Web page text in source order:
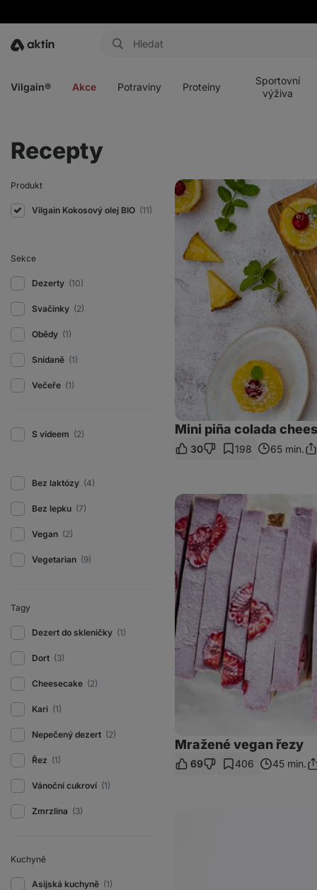
Aktin
Vilgain® Akce Potraviny Proteiny
Sportovní
výživa
Recepty
Produkt
Vilgain Kokosový olej BIO (11)
Sekce
Dezerty (10)
Svačinky (2)
Obědy (1)
Snídaně (1)
Večeře (1)
S videem (2)
Bez laktózy (4)
Bez lepku (7)
Vegan (2)
Vegetarian (9)
Tagy
Dezert do skleničky (1)
Dort (3)
Cheesecake (2)
Kari (1)
Nepečený dezert (2)
Řez (1)
Vánoční cukroví (1)
Zmrzlina (3)
Kuchyně
Asijská kuchyně (1)
Mini
piña
colada
cheesecakes
Mini piña colada
30 198 65 min.
Mražené
vegan
řezy
Mražené vegan řezy
69 406 45 min.